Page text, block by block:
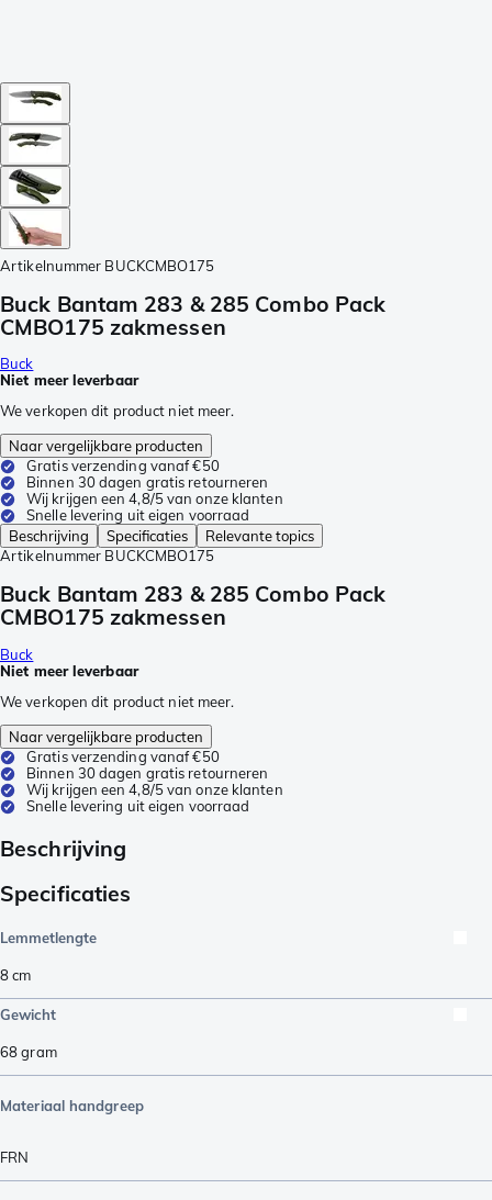
Artikelnummer BUCKCMBO175
Buck Bantam 283 & 285 Combo Pack
CMBO175 zakmessen
Buck
Niet meer leverbaar
We verkopen dit product niet meer.
Naar vergelijkbare producten
Gratis verzending vanaf €50
Binnen 30 dagen gratis retourneren
Wij krijgen een 4,8/5 van onze klanten
Snelle levering uit eigen voorraad
Beschrijving
Specificaties
Relevante topics
Artikelnummer BUCKCMBO175
Buck Bantam 283 & 285 Combo Pack
CMBO175 zakmessen
Buck
Niet meer leverbaar
We verkopen dit product niet meer.
Naar vergelijkbare producten
Gratis verzending vanaf €50
Binnen 30 dagen gratis retourneren
Wij krijgen een 4,8/5 van onze klanten
Snelle levering uit eigen voorraad
Beschrijving
Specificaties
Lemmetlengte
8cm
Gewicht
68gram
Materiaal handgreep
FRN